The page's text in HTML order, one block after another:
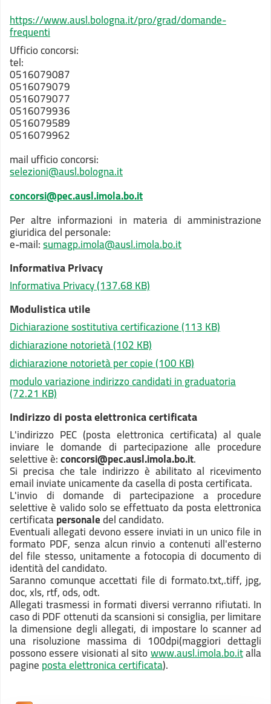
https://www.ausl.bologna.it/pro/grad/domande-
frequenti
Ufficio concorsi:
tel:
0516079087
0516079079
0516079077
0516079936
0516079589
0516079962
mail ufficio concorsi:
selezioni@ausl.bologna.it
concorsi@pec.ausl.imola.bo.it
Per altre informazioni in materia di amministrazione
giuridica del personale:
e-mail:sumagp.imola@ausl.imola.bo.it
Informativa Privacy
Informativa Privacy(137.68 KB)
Modulistica utile
Dichiarazione sostitutiva certificazione(113 KB)
dichiarazione notorietà(102 KB)
dichiarazione notorietà per copie(100 KB)
modulo variazione indirizzo candidati in graduatoria
(72.21 KB)
Indirizzo di posta elettronica certificata
L'indirizzo PEC (posta elettronica certificata) al quale
inviare le domande di partecipazione alle procedure
selettive è:concorsi@pec.ausl.imola.bo.it.
Si precisa che tale indirizzo è abilitato al ricevimento
email inviate unicamente da casella di posta certificata.
L'invio di domande di partecipazione a procedure
selettive è valido solo se effettuato da posta elettronica
certificatapersonaledel candidato.
Eventuali allegati devono essere inviati in un unico file in
formato PDF, senza alcun rinvio a contenuti all'esterno
del file stesso, unitamente a fotocopia di documento di
identità del candidato.
Saranno comunque accettati file di formato.txt,.tiff, jpg,
doc, xls, rtf, ods, odt.
Allegati trasmessi in formati diversi verranno rifiutati. In
caso di PDF ottenuti da scansioni si consiglia, per limitare
la dimensione degli allegati, di impostare lo scanner ad
una risoluzione massima di 100dpi(maggiori dettagli
possono essere visionati al sitowww.ausl.imola.bo.italla
pagineposta elettronica certificata).